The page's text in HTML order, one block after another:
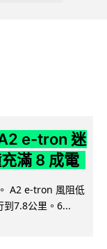
e-tron 迷
滿 8 成電
A2 e-tron 風阻低
到7.8公里。6...